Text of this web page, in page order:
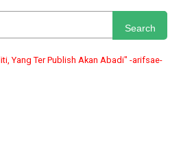
Search
Akan Abadi" -arifsae-